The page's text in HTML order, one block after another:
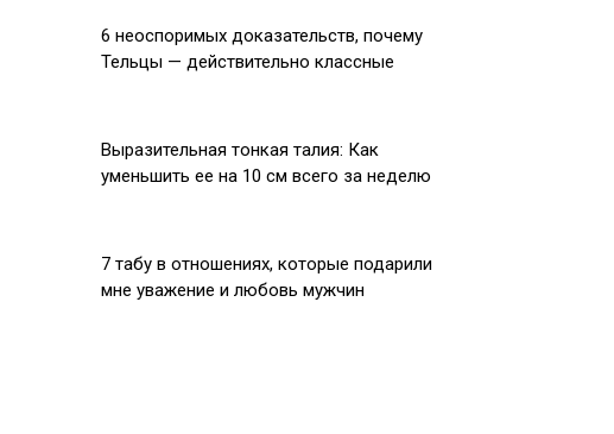
6 неоспоримых доказательств, почему
Тельцы — действительно классные
Выразительная тонкая талия: Как
уменьшить ее на 10 см всего за неделю
7 табу в отношениях, которые подарили
мне уважение и любовь мужчин